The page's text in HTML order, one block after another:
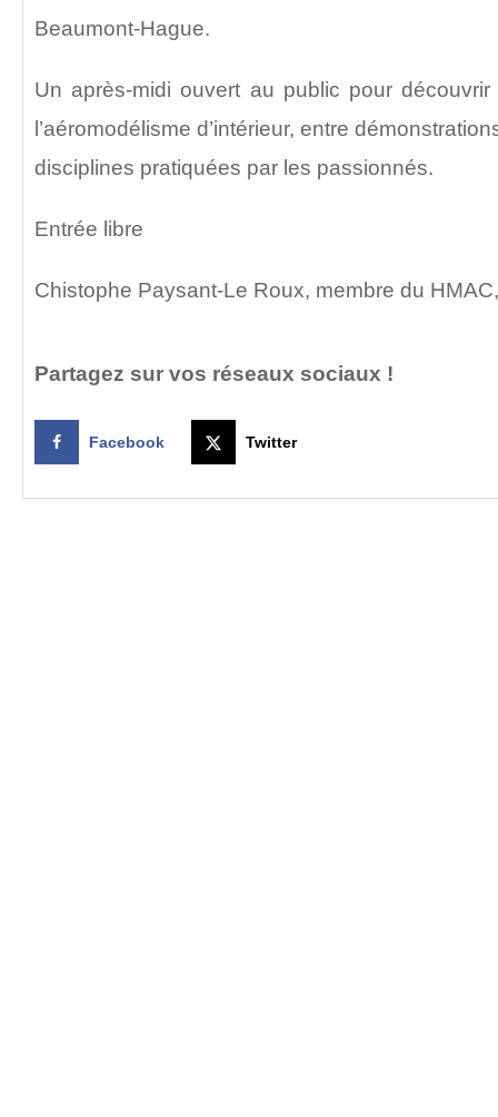
Beaumont-Hague.
Un après-midi ouvert au public pour
l’aéromodélisme d’intérieur, entre
disciplines pratiquées par les passionnés.
Entrée libre
Chistophe Paysant-Le Roux, membre du
Partagez sur vos réseaux sociaux !
Facebook Twitter